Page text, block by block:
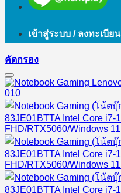
เข้าสู่ระบบ / ลงทะเบียน
คัดกรอง